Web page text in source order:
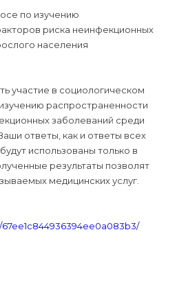
по изучению
риска неинфекционных
населения
участие в социологическом
распространенности
заболеваний среди
ответы, как и ответы всех
использованы только в
результаты позволят
медицинских услуг.